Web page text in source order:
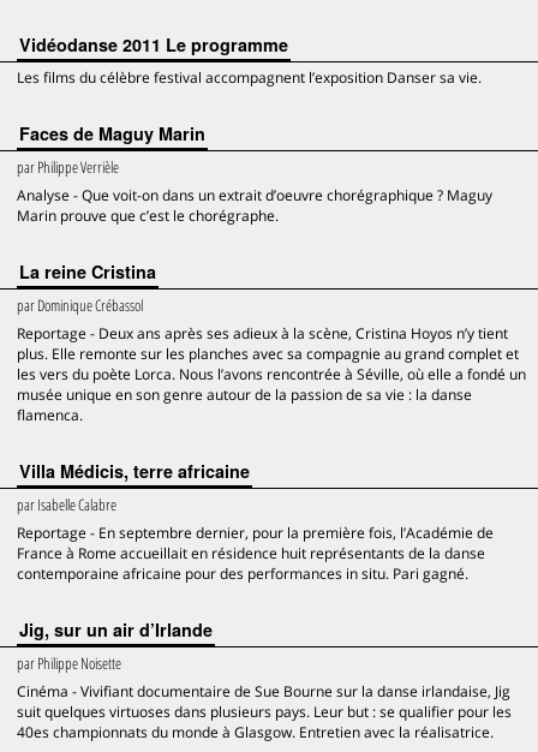
Vidéodanse 2011 Le programme
Les films du célèbre festival accompagnent l’exposition Danser sa vie.
Faces de Maguy Marin
parPhilippe Verrièle
Analyse - Que voit-on dans un extrait d’oeuvre chorégraphique ? Maguy
Marin prouve que c’est le chorégraphe.
La reine Cristina
parDominique Crébassol
Reportage - Deux ans après ses adieux à la scène, Cristina Hoyos n’y tient
plus. Elle remonte sur les planches avec sa compagnie au grand complet et
les vers du poète Lorca. Nous l’avons rencontrée à Séville, où elle a fondé un
musée unique en son genre autour de la passion de sa vie : la danse
flamenca.
Villa Médicis, terre africaine
parIsabelle Calabre
Reportage - En septembre dernier, pour la première fois, l’Académie de
France à Rome accueillait en résidence huit représentants de la danse
contemporaine africaine pour des performances in situ. Pari gagné.
Jig, sur un air d’Irlande
parPhilippe Noisette
Cinéma - Vivifiant documentaire de Sue Bourne sur la danse irlandaise, Jig
suit quelques virtuoses dans plusieurs pays. Leur but : se qualifier pour les
40es championnats du monde à Glasgow. Entretien avec la réalisatrice.